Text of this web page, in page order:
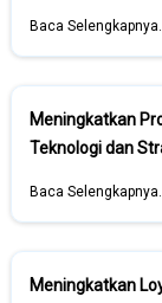
Baca
Meningkatkan
Teknologi dan
Baca
Meningkatkan